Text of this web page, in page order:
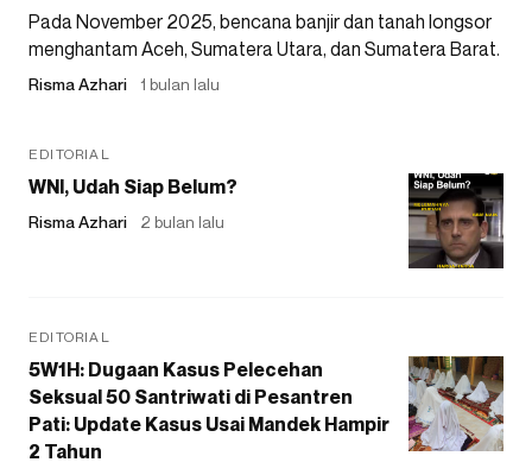
Pada November 2025, bencana banjir dan tanah longsor
menghantam Aceh, Sumatera Utara, dan Sumatera Barat.
Risma Azhari 1 bulan lalu
EDITORIAL
WNI, Udah Siap Belum?
Risma Azhari 2 bulan lalu
EDITORIAL
5W1H: Dugaan Kasus Pelecehan
Seksual 50 Santriwati di Pesantren
Pati: Update Kasus Usai Mandek Hampir
2 Tahun